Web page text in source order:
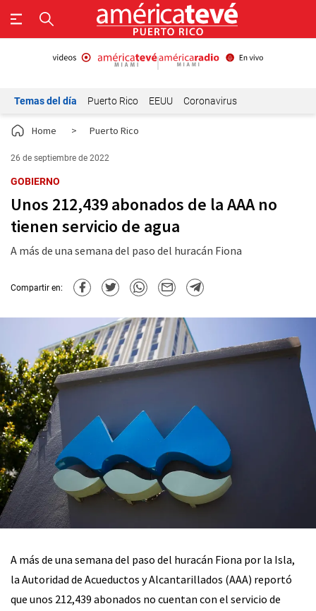
Temas del día Puerto Rico EEUU Coronavirus
Home > Puerto Rico
26 de septiembre de 2022
GOBIERNO
Unos 212,439 abonados de la AAA no
tienen servicio de agua
A más de una semana del paso del huracán Fiona
Compartir en:
A más de una semana del paso del huracán Fiona por la Isla,
la Autoridad de Acueductos y Alcantarillados (AAA) reportó
que unos 212,439 abonados no cuentan con el servicio de